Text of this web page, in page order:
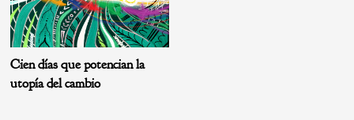
Cien días que potencian la
utopía del cambio